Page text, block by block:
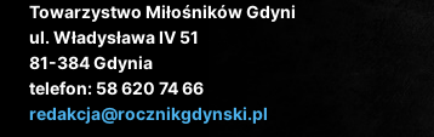
Towarzystwo Miłośników Gdyni
ul. Władysława IV 51
81-384 Gdynia
telefon: 58 620 74 66
redakcja@rocznikgdynski.pl